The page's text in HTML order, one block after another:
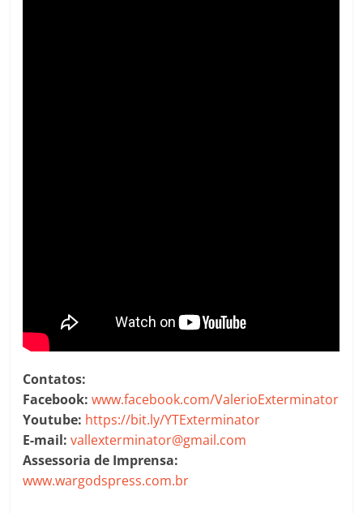
Contatos:
Facebook:www.facebook.com/ValerioExterminator
Youtube: https://bit.ly/YTExterminator
E-mail:vallexterminator@gmail.com
Assessoria de Imprensa:
www.wargodspress.com.br